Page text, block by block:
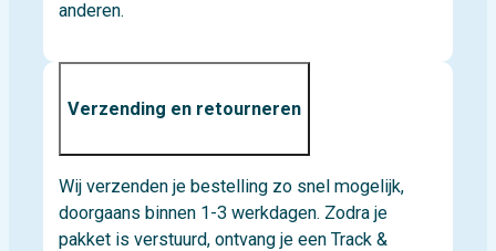
anderen.
Verzending en retourneren
Wij verzenden je bestelling zo snel mogelijk,
doorgaans binnen 1-3 werkdagen. Zodra je
pakket is verstuurd, ontvang je een Track &